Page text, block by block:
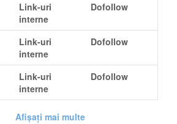
Link-uri
interne
Dofollow
Link-uri
interne
Dofollow
Link-uri
interne
Dofollow
Afișați mai multe